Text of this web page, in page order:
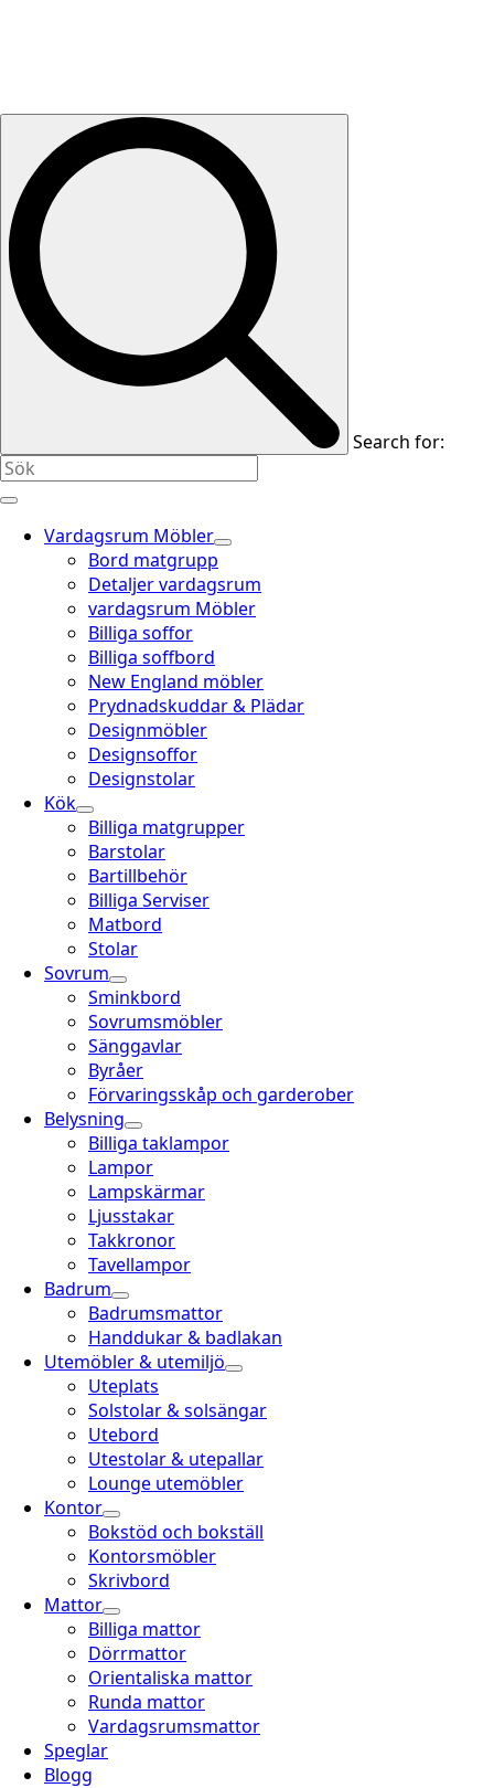
Search for:
Vardagsrum Möbler
Bord matgrupp
Detaljer vardagsrum
vardagsrum Möbler
Billiga soffor
Billiga soffbord
New England möbler
Prydnadskuddar & Plädar
Designmöbler
Designsoffor
Designstolar
Kök
Billiga matgrupper
Barstolar
Bartillbehör
Billiga Serviser
Matbord
Stolar
Sovrum
Sminkbord
Sovrumsmöbler
Sänggavlar
Byråer
Förvaringsskåp och garderober
Belysning
Billiga taklampor
Lampor
Lampskärmar
Ljusstakar
Takkronor
Tavellampor
Badrum
Badrumsmattor
Handdukar & badlakan
Utemöbler & utemiljö
Uteplats
Solstolar & solsängar
Utebord
Utestolar & utepallar
Lounge utemöbler
Kontor
Bokstöd och bokställ
Kontorsmöbler
Skrivbord
Mattor
Billiga mattor
Dörrmattor
Orientaliska mattor
Runda mattor
Vardagsrumsmattor
Speglar
Blogg